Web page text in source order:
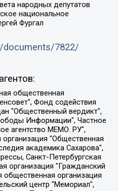
народных депутатов
национальное
Фургал
documents/7822/
Иван Юрьевич, Скворцова Елена Сергеевна, Общество с ограниченной ответственностью "Как бы инагент", Кочетков Игорь Викторович, Общество с ограниченной ответственностью "Честные выборы", Еланчик Олег Александрович, Общество с ограниченной ответственностью "Нобелевский призыв", Гималова Регина Эмилевна, Григорьев Андрей Валерьевич, Григорьева Алина Александровна, Ассоциация по содействию защите прав призывников, альтернативнослужащих и военнослужащих "Правозащитная группа "Гражданин.Армия.Право", Хисамова Регина Фаритовна, Автономная некоммерческая организация по реализации социально-правовых программ "Лилит", Дальневосточное общественное движение "Маяк", Санкт-Петербургская ЛГБТ-инициативная группа "Выход", Инициативная группа ЛГБТ+ "Реверс", Алексеев Андрей Викторович, Бекбулатова Таисия Львовна, Беляев Иван Михайлович, Владыкина Елена Сергеевна, Гельман Марат Александрович, Никульшина Вероника Юрьевна, Толоконникова Надежда Андреевна, Шендерович Виктор Анатольевич, Общество с ограниченной ответственностью "Данное сообщение", Общество с ограниченной ответственностью Издательский дом "Новая глава", Айнбиндер Александра Александровна, Московский комьюнити-центр для ЛГБТ+инициатив, Благотворительный фонд развития филантропии, Deutsche Welle (Германия, Kurt-Schumacher-Strasse 3, 53113 Bonn), Борзунова Мария Михайловна, Воробьев Виктор Викторович, Голубева Анна Львовна, Константинова Алла Михайловна, Малкова Ирина Владимировна, Мурадов Мурад Абдулгалимович, Осетинская Елизавета Николаевна, Понасенков Евгений Николаевич, Ганапольский Матвей Юрьевич, Киселев Евгений Алексеевич, Борухович Ирина Григорьевна, Дремин Иван Тимофеевич, Дубровский Дмитрий Викторович, Красноярская региональная общественная организация поддержки и развития альтернативных образовательных технологий и межкультурных коммуникаций "ИНТЕРРА", Маяковская Екатерина Алексеевна, Фейгин Марк Захарович, Филимонов Андрей Викторович, Дзугкоева Регина Николаевна, Доброхотов Роман Александрович, Дудь Юрий Александрович, Елкин Сергей Владимирович, Кругликов Кирилл Игоревич, Сабунаева Мария Леонидовна, Семенов Алексей Владимирович, Шаинян Карен Багратович, Шульман Екатерина Михайловна, Асафьев Артур Валерьевич, Вахштайн Виктор Семенович, Венедиктов Алексей Алексеевич, Лушникова Екатерина Евгеньевна, Волков Леонид Михайлович, Невзоров Александр Глебович, Пархоменко Сергей Борисович, Сироткин Ярослав Николаевич, Кара-Мурза Владимир Владимирович, Баранова Наталья Владимировна, Гозман Леонид Яковлевич, Кагарлицкий Борис Юльевич, Климарев Михаил Валерьевич, Милов Владимир Станиславович, Автономная некоммерческая организация Краснодарский центр современного искусства "Типография", Моргенштерн Алишер Тагирович, Соболь Любовь Эдуардовна, Общество с ограниченной ответственностью "ЛИЗА НОРМ", Каспаров Гарри Кимович, Ходорковский Михаил Борисович, Общество с ограниченной ответственностью "Апрельские тезисы", Данилович Ирина Брониславовна, Кашин Олег Владимирович, Петров Николай Владимирович, Пивоваров Алексей Владимирович, Соколов Михаил Владимирович, Цветкова Юлия Владимировна, Чичваркин Евгений Александрович, Комитет против пыток/Команда против пыток, Общество с ограниченной ответственностью "Первый научный", Общество с ограниченной ответственностью "Вертолет и ко", Белоцерковская Вероника Борисовна, Кац Максим Евгеньевич, Лазарева Татьяна Юрьевна, Шаведдинов Руслан Табризович, Яшин Илья Валерьевич, Общество с ограниченной ответственностью "Иноагент ААВ", Алешковский Дмитрий Петрович, Альбац Евгения Марковна, Быков Дмитрий Львович, Галямина Юлия Евгеньевна, Лойко Сергей Леонидович, Мартынов Кирилл Константинович, Медведев Сергей Александрович, Крашенинников Федор Геннадиевич, Гордеева Катерина Вл